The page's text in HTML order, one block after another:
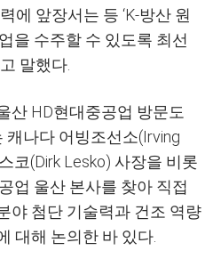
에 앞장서는 등 ‘K-방산 원
을 수주할 수 있도록 최선
말했다.
산 HD현대중공업 방문도
캐나다 어빙조선소(Irving
코(Dirk Lesko) 사장을 비롯
업 울산 본사를 찾아 직접
야 첨단 기술력과 건조 역량
대해 논의한 바 있다.